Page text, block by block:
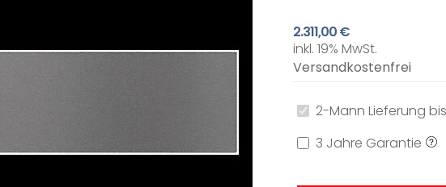
2.311,00 €
inkl. 19% MwSt.
Versandkostenfrei
2-Mann Lieferung
3 Jahre Garantie